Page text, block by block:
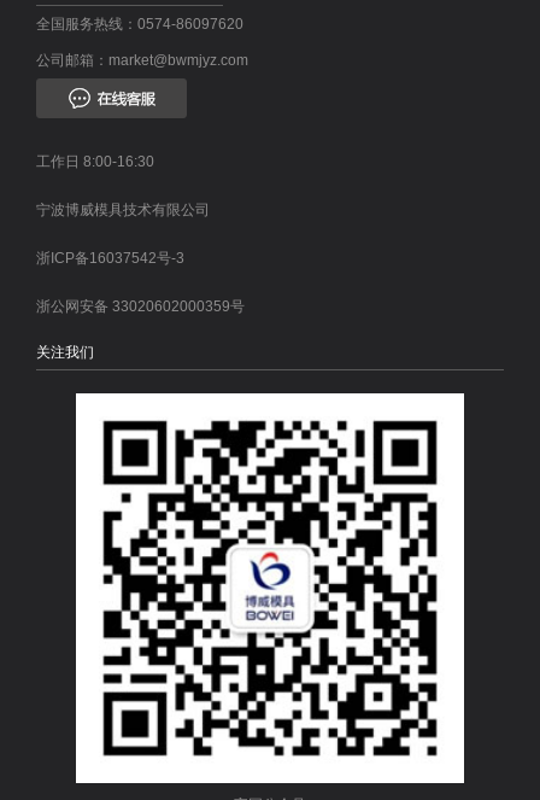
全国服务热线：0574-86097620
公司邮箱：market@bwmjyz.com
工作日 8:00-16:30
宁波博威模具技术有限公司
浙ICP备16037542号-3
浙公网安备 33020602000359号
关注我们